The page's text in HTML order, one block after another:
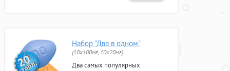
Набор "Два в одном"
(10x100мг, 10x20мг)
Два самых популярных